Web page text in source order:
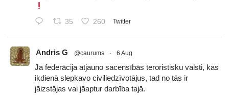
35 260 Twitter
Andris G @caurums · 6 Aug
Ja federācija atjauno sacensībās teroristisku valsti, kas
ikdienā slepkavo civiliedzīvotājus, tad no tās ir
jāizstājas vai jāaptur darbība tajā.